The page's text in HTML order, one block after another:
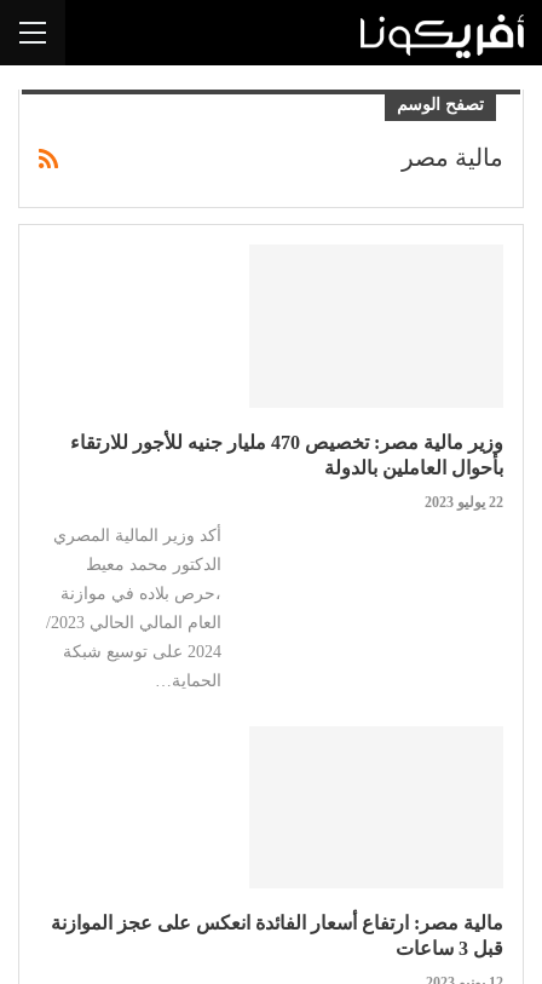
تصفح الوسم
مالية مصر
وزير مالية مصر: تخصيص 470 مليار جنيه للأجور للارتقاء
بأحوال العاملين بالدولة
22 يوليو 2023
أكد وزير المالية المصري
الدكتور محمد معيط
،حرص بلاده في موازنة
العام المالي الحالي 2023/
2024 على توسيع شبكة
الحماية…
مالية مصر: ارتفاع أسعار الفائدة انعكس على عجز الموازنة
قبل 3 ساعات